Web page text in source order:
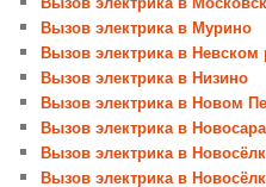
Вызов электрика в Мурино
Вызов электрика в Невском
Вызов электрика в Низино
Вызов электрика в Новом
Вызов электрика в
Вызов электрика в
Вызов электрика в